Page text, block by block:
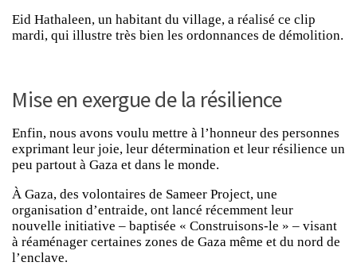
Eid Hathaleen, un habitant du village, a réalisé ce clip
mardi, qui illustre très bien les ordonnances de démolition.
Mise en exergue de la résilience
Enfin, nous avons voulu mettre à l’honneur des personnes
exprimant leur joie, leur détermination et leur résilience un
peu partout à Gaza et dans le monde.
À Gaza, des volontaires de Sameer Project, une
organisation d’entraide, ont lancé récemment leur
nouvelle initiative – baptisée « Construisons-le » – visant
à réaménager certaines zones de Gaza même et du nord de
l’enclave.